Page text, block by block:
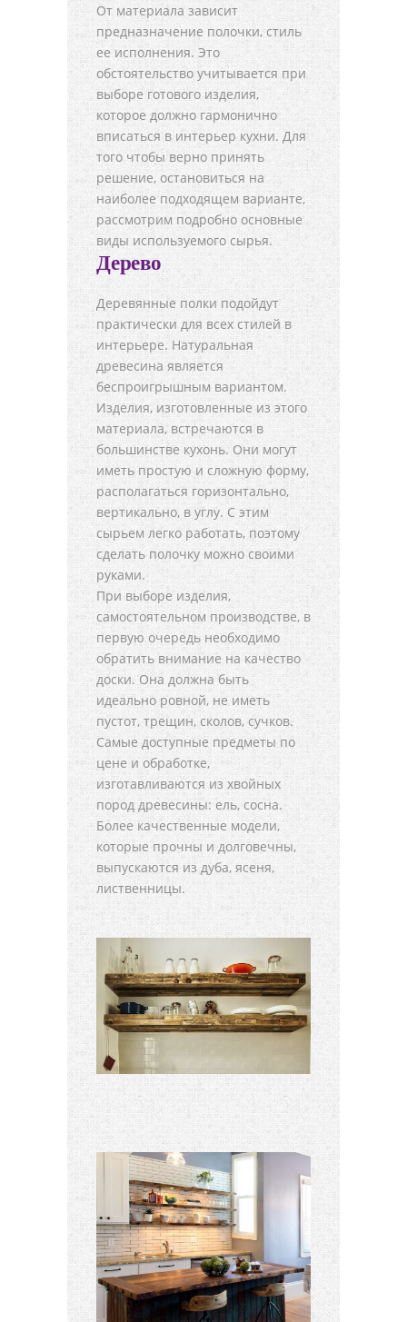
От материала зависит
предназначение полочки, стиль
ее исполнения. Это
обстоятельство учитывается при
выборе готового изделия,
которое должно гармонично
вписаться в интерьер кухни. Для
того чтобы верно принять
решение, остановиться на
наиболее подходящем варианте,
рассмотрим подробно основные
виды используемого сырья.
Дерево
Деревянные полки подойдут
практически для всех стилей в
интерьере. Натуральная
древесина является
беспроигрышным вариантом.
Изделия, изготовленные из этого
материала, встречаются в
большинстве кухонь. Они могут
иметь простую и сложную форму,
располагаться горизонтально,
вертикально, в углу. С этим
сырьем легко работать, поэтому
сделать полочку можно своими
руками.
При выборе изделия,
самостоятельном производстве, в
первую очередь необходимо
обратить внимание на качество
доски. Она должна быть
идеально ровной, не иметь
пустот, трещин, сколов, сучков.
Самые доступные предметы по
цене и обработке,
изготавливаются из хвойных
пород древесины: ель, сосна.
Более качественные модели,
которые прочны и долговечны,
выпускаются из дуба, ясеня,
лиственницы.